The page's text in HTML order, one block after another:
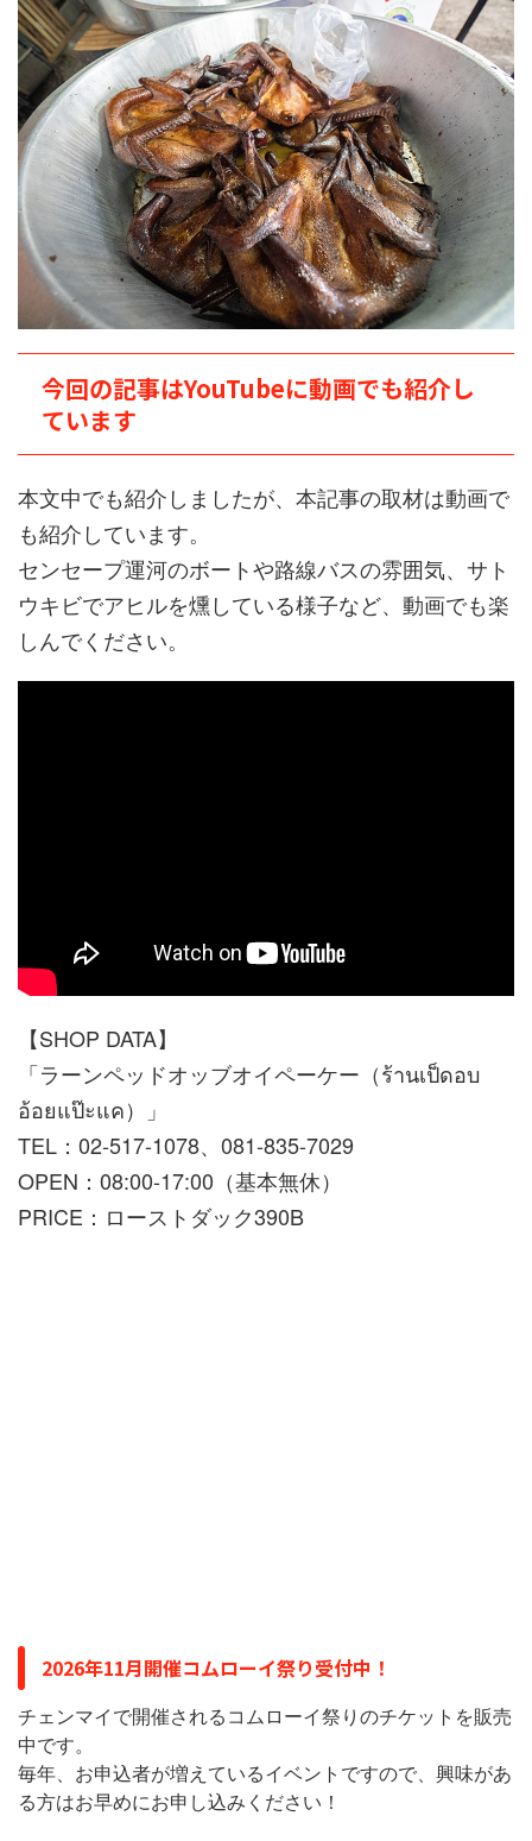
今回の記事はYouTubeに動画でも紹介し
ています
本文中でも紹介しましたが、本記事の取材は動画で
も紹介しています。
センセープ運河のボートや路線バスの雰囲気、サト
ウキビでアヒルを燻している様子など、動画でも楽
しんでください。
【SHOP DATA】
「ラーンペッドオッブオイペーケー（ร้านเป็ดอบ
อ้อยแป๊ะแค）」
TEL：02-517-1078、081-835-7029
OPEN：08:00-17:00（基本無休）
PRICE：ローストダック390B
2026年11月開催コムローイ祭り受付中！
チェンマイで開催されるコムローイ祭りのチケットを販売
中です。
毎年、お申込者が増えているイベントですので、興味があ
る方はお早めにお申し込みください！